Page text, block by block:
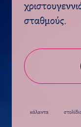
σταθμούς.
Ετικέτες:
κάλαντα